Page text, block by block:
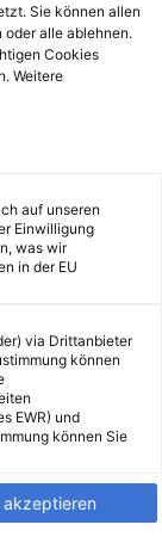
Sie können allen
alle ablehnen.
Cookies
Weitere
auf unseren
Einwilligung
was wir
in der EU
via Drittanbieter
können
EWR) und
können Sie
akzeptieren